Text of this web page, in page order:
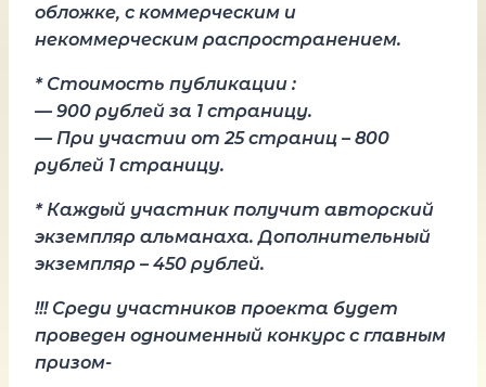
обложке, с коммерческим и
некоммерческим распространением.
* Стоимость публикации :
— 900 рублей за 1 страницу.
— При участии от 25 страниц – 800
рублей 1 страницу.
* Каждый участник получит авторский
экземпляр альманаха. Дополнительный
экземпляр – 450 рублей.
!!! Среди участников проекта будет
проведен одноименный конкурс с главным
призом-